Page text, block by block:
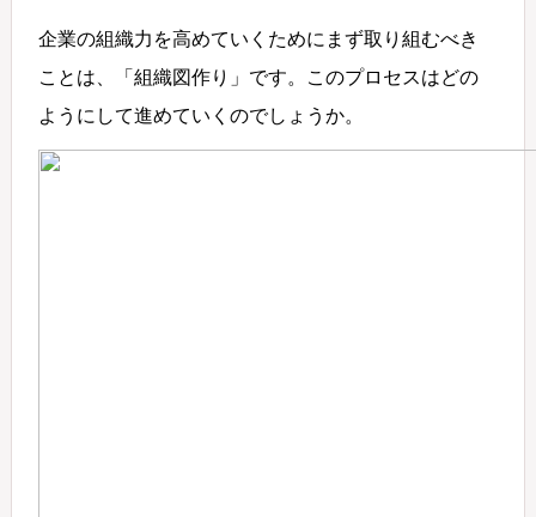
企業の組織力を高めていくためにまず取り組むべき
ことは、「組織図作り」です。このプロセスはどの
ようにして進めていくのでしょうか。